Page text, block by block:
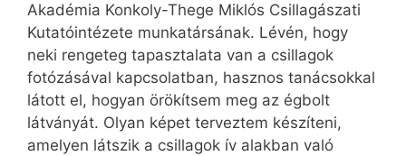
Akadémia Konkoly-Thege Miklós Csillagászati
Kutatóintézete munkatársának. Lévén, hogy
neki rengeteg tapasztalata van a csillagok
fotózásával kapcsolatban, hasznos tanácsokkal
látott el, hogyan örökítsem meg az égbolt
látványát. Olyan képet terveztem készíteni,
amelyen látszik a csillagok ív alakban való